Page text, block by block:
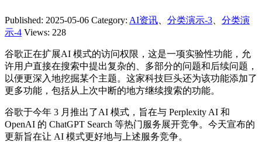
Published: 2025-05-06 Category: AI资讯 分类演示-3
分类演
示-4 Views: 228
谷歌正在扩展AI 模式的访问权限，这是一项实验性功能，允
许用户直接在搜索中提出复杂的、多部分的问题和后续问题，
以便更深入地挖掘某个主题。这家科技巨头还为该功能添加了
更多功能，包括从上次中断的地方继续搜索的功能。
谷歌于今年 3 月推出了AI 模式，旨在与 Perplexity AI 和
OpenAI 的 ChatGPT Search 等热门服务展开竞争。今天宣布的
更新旨在让 AI 模式更好地与上述服务竞争。